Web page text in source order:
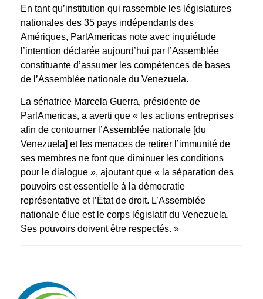
En tant qu’institution qui rassemble les législatures
nationales des 35 pays indépendants des
Amériques, ParlAmericas note avec inquiétude
l’intention déclarée aujourd’hui par l’Assemblée
constituante d’assumer les compétences de bases
de l’Assemblée nationale du Venezuela.
La sénatrice Marcela Guerra, présidente de
ParlAmericas, a averti que « les actions entreprises
afin de contourner l’Assemblée nationale [du
Venezuela] et les menaces de retirer l’immunité de
ses membres ne font que diminuer les conditions
pour le dialogue », ajoutant que « la séparation des
pouvoirs est essentielle à la démocratie
représentative et l’État de droit. L’Assemblée
nationale élue est le corps législatif du Venezuela.
Ses pouvoirs doivent être respectés. »